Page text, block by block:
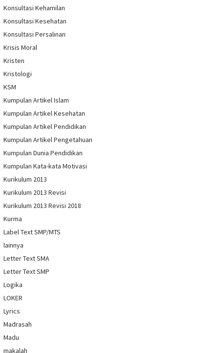
Konsultasi Kehamilan
Konsultasi Kesehatan
Konsultasi Persalinan
Krisis Moral
Kristen
Kristologi
KSM
Kumpulan Artikel Islam
Kumpulan Artikel Kesehatan
Kumpulan Artikel Pendidikan
Kumpulan Artikel Pengetahuan
Kumpulan Dunia Pendidikan
Kumpulan Kata-kata Motivasi
Kurikulum 2013
Kurikulum 2013 Revisi
Kurikulum 2013 Revisi 2018
Kurma
Label Text SMP/MTS
lainnya
Letter Text SMA
Letter Text SMP
Logika
LOKER
Lyrics
Madrasah
Madu
makalah